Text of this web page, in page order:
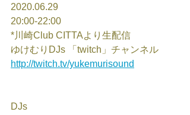
2020.06.29
20:00-22:00
*川崎Club CITTAより生配信
ゆけむりDJs 「twitch」チャンネル
http://twitch.tv/yukemurisound
DJs